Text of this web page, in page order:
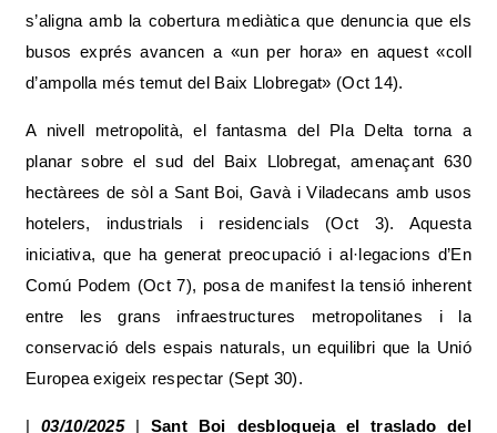
s’aligna amb la cobertura mediàtica que denuncia que els
busos exprés avancen a «un per hora» en aquest «coll
d’ampolla més temut del Baix Llobregat» (Oct 14).
A nivell metropolità, el fantasma del Pla Delta torna a
planar sobre el sud del Baix Llobregat, amenaçant 630
hectàrees de sòl a Sant Boi, Gavà i Viladecans amb usos
hotelers, industrials i residencials (Oct 3). Aquesta
iniciativa, que ha generat preocupació i al·legacions d’En
Comú Podem (Oct 7), posa de manifest la tensió inherent
entre les grans infraestructures metropolitanes i la
conservació dels espais naturals, un equilibri que la Unió
Europea exigeix respectar (Sept 30).
|03/10/2025| Sant Boi desbloqueja el traslado del